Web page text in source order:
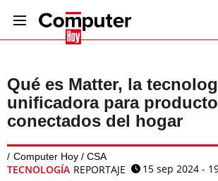
Qué es Matter, la
unificadora para
conectados del hogar
Computer Hoy / CSA
TECNOLOGÍA REPORTAJE
15 sep 2024 -